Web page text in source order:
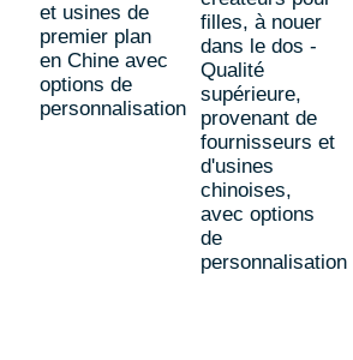
et usines de
premier plan
en Chine avec
options de
personnalisation
filles, à nouer
dans le dos -
Qualité
supérieure,
provenant de
fournisseurs et
d'usines
chinoises,
avec options
de
personnalisation